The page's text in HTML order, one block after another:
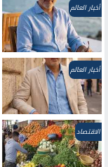
أخبار العالم
أخبار العالم
الاقتصاد